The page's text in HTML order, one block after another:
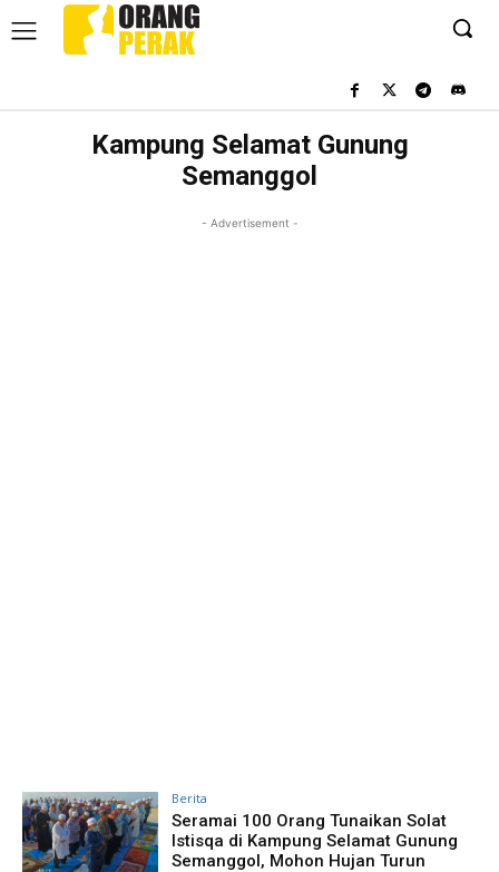
Kampung Selamat Gunung
Semanggol
- Advertisement -
Berita
Seramai 100 Orang Tunaikan Solat
Istisqa di Kampung Selamat Gunung
Semanggol, Mohon Hujan Turun